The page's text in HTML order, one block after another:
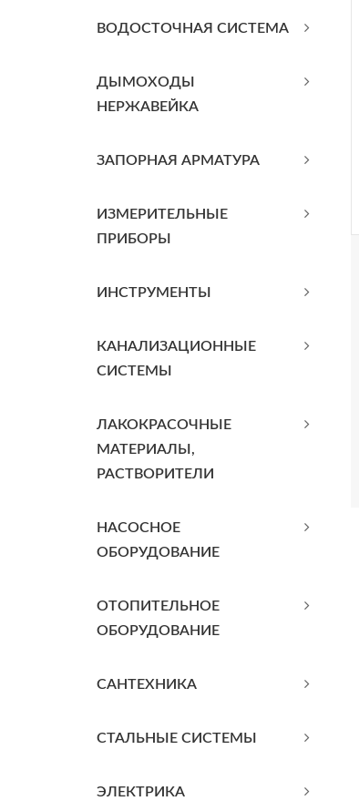
ВОДОСТОЧНАЯ СИСТЕМА
ДЫМОХОДЫ
НЕРЖАВЕЙКА
ЗАПОРНАЯ АРМАТУРА
ИЗМЕРИТЕЛЬНЫЕ
ПРИБОРЫ
ИНСТРУМЕНТЫ
КАНАЛИЗАЦИОННЫЕ
СИСТЕМЫ
ЛАКОКРАСОЧНЫЕ
МАТЕРИАЛЫ,
РАСТВОРИТЕЛИ
НАСОСНОЕ
ОБОРУДОВАНИЕ
ОТОПИТЕЛЬНОЕ
ОБОРУДОВАНИЕ
САНТЕХНИКА
СТАЛЬНЫЕ СИСТЕМЫ
ЭЛЕКТРИКА